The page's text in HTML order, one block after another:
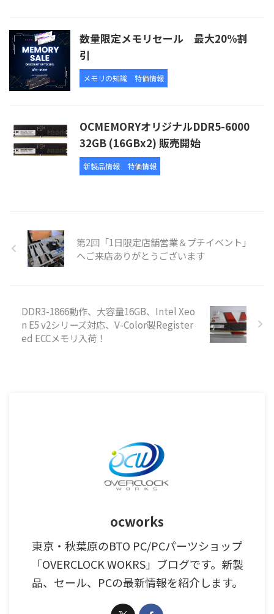
数量限定メモリセール 最大20%割
引
メモリの知識 特価情報
OCMEMORYオリジナルDDR5-6000
32GB (16GBx2) 販売開始
新製品情報 特価情報
第2回「1日限定店舗営業＆プチイベント」
へご来店ありがとうございます
DDR3-1866動作、大容量16GB、Intel Xeo
n E5 v2シリーズ対応、V-Color製Register
ed ECCメモリ入荷！
ocworks
東京・秋葉原のBTO PC/PCパーツショップ
「OVERCLOCK WOKRS」ブログです。新製
品、セール、PCの最新情報を紹介します。